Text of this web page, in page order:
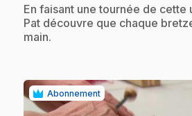
.En faisant une tournée de cette
Pat découvre que chaque
main.
Abonnement